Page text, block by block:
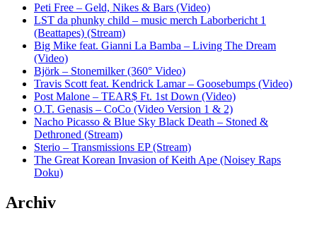
Peti Free – Geld, Nikes & Bars (Video)
LST da phunky child – music merch Laborbericht 1
(Beattapes) (Stream)
Big Mike feat. Gianni La Bamba – Living The Dream
(Video)
Björk – Stonemilker (360° Video)
Travis Scott feat. Kendrick Lamar – Goosebumps (Video)
Post Malone – TEAR$ Ft. 1st Down (Video)
O.T. Genasis – CoCo (Video Version 1 & 2)
Nacho Picasso & Blue Sky Black Death – Stoned &
Dethroned (Stream)
Sterio – Transmissions EP (Stream)
The Great Korean Invasion of Keith Ape (Noisey Raps
Doku)
Archiv